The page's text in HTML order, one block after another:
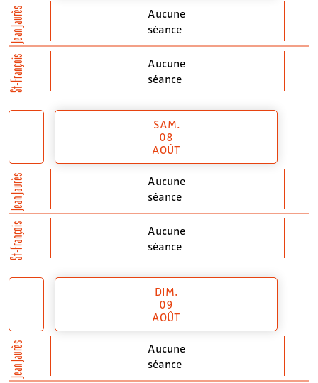
Jean Jaurès
St-François
Aucune
séance
Aucune
séance
Jean Jaurès
St-François
SAM.
08
AOÛT
Aucune
séance
Aucune
séance
Jean Jaurès
DIM.
09
AOÛT
Aucune
séance